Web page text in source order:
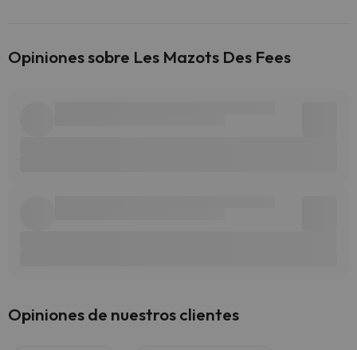
Opiniones sobre Les Mazots Des Fees
Opiniones de nuestros clientes